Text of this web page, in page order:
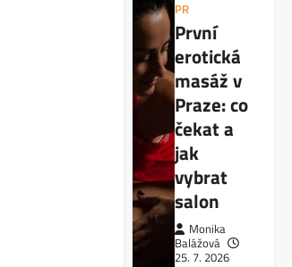
PR
První
erotická
masáž v
Praze: co
čekat a
jak
vybrat
salon
Monika
Balážová
25. 7. 2026